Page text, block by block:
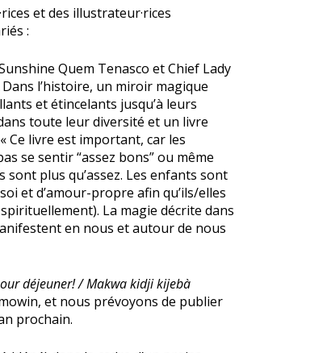
et des illustrateur·rices
:
Quem Tenasco et Chief Lady
l’histoire, un miroir magique
et étincelants jusqu’à leurs
toute leur diversité et un livre
Ce livre est important, car les
se sentir “assez bons” ou même
sont plus qu’assez. Les enfants sont
et d’amour-propre afin qu’ils/elles
La magie décrite dans
en nous et autour de nous
déjeuner! / Makwa kidji kijebà
et nous prévoyons de publier
prochain.